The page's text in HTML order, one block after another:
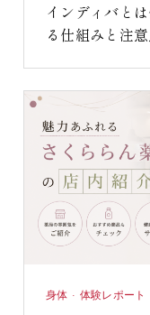
インディバと
る仕組みと注
身体 · 体験レポート